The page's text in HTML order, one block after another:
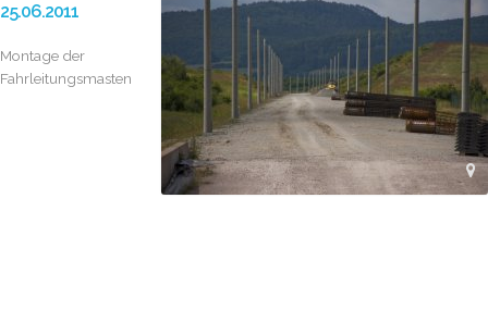
25.06.2011
Montage der
Fahrleitungsmasten